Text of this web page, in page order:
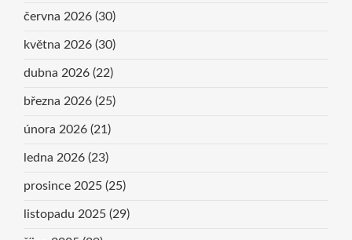
června 2026 (30)
května 2026 (30)
dubna 2026 (22)
března 2026 (25)
února 2026 (21)
ledna 2026 (23)
prosince 2025 (25)
listopadu 2025 (29)